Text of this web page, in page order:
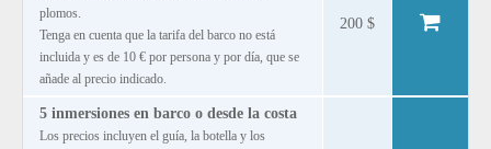
plomos.
Tenga en cuenta que la tarifa del barco no está
incluida y es de 10 € por persona y por día, que se
añade al precio indicado.
200 $
5 inmersiones en barco o desde la costa
Los precios incluyen el guía, la botella y los